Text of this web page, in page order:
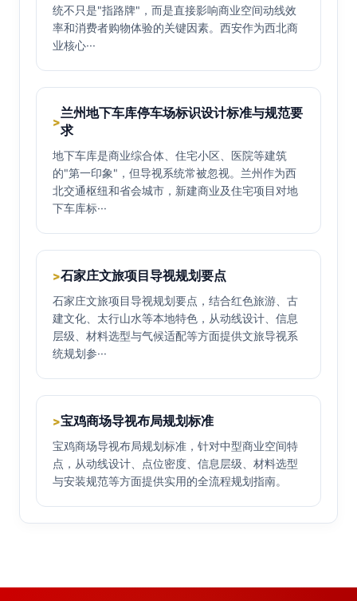
统不只是"指路牌"，而是直接影响商业空间动线效
率和消费者购物体验的关键因素。西安作为西北商
业核心···
>
兰州地下车库停车场标识设计标准与规范要
求
地下车库是商业综合体、住宅小区、医院等建筑
的"第一印象"，但导视系统常被忽视。兰州作为西
北交通枢纽和省会城市，新建商业及住宅项目对地
下车库标···
>石家庄文旅项目导视规划要点
石家庄文旅项目导视规划要点，结合红色旅游、古
建文化、太行山水等本地特色，从动线设计、信息
层级、材料选型与气候适配等方面提供文旅导视系
统规划参···
>宝鸡商场导视布局规划标准
宝鸡商场导视布局规划标准，针对中型商业空间特
点，从动线设计、点位密度、信息层级、材料选型
与安装规范等方面提供实用的全流程规划指南。